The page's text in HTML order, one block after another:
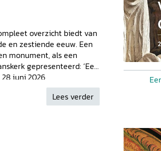
overzicht biedt van
en zestiende eeuw. Een
monument, als een
gepresenteerd: ‘Een
juni 2026
Lees verder